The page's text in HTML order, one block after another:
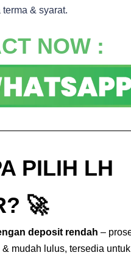
& syarat.
NOW :
PILIH LH
🚀
deposit rendah –
mudah lulus, tersedia